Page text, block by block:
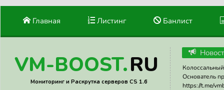
Главная Листинг Банлист
VM-BOOST.RU
Мониторинг и Раскрутка серверов CS 1.6
Основатель
https://t.me/